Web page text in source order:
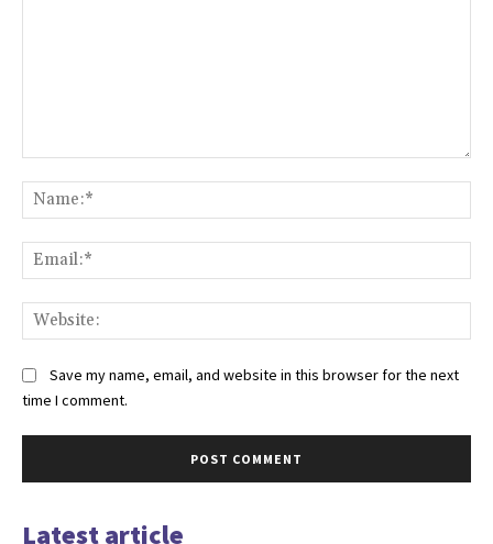
Save my name, email, and website in this browser for the next
time I comment.
Latest article